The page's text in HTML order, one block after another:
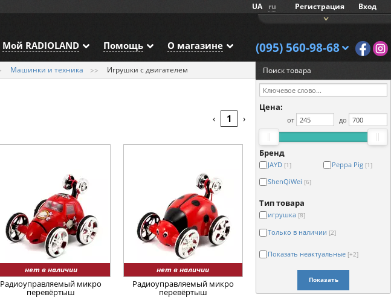
UA ru Регистрация Вход
Мой RADIOLAND Помощь О магазине (095) 560-98-68
Машинки и техника Игрушки с двигателем
‹ 1 ›
нет в наличии
Радиоуправляемый микро
перевёртыш
нет в наличии
Радиоуправляемый микро
перевёртыш
Поиск товара
Цена:
от до
Бренд
JAYD [1] Peppa Pig [1]
ShenQiWei [6]
Тип товара
игрушка [8]
Только в наличии [2]
Показать неактуальные [+2]
Показать